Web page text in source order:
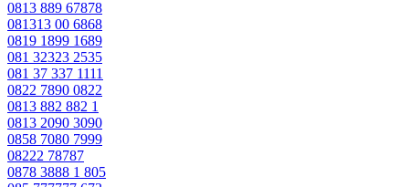
0813 889 67878
081313 00 6868
0819 1899 1689
081 32323 2535
081 37 337 1111
0822 7890 0822
0813 882 882 1
0813 2090 3090
0858 7080 7999
08222 78787
0878 3888 1 805